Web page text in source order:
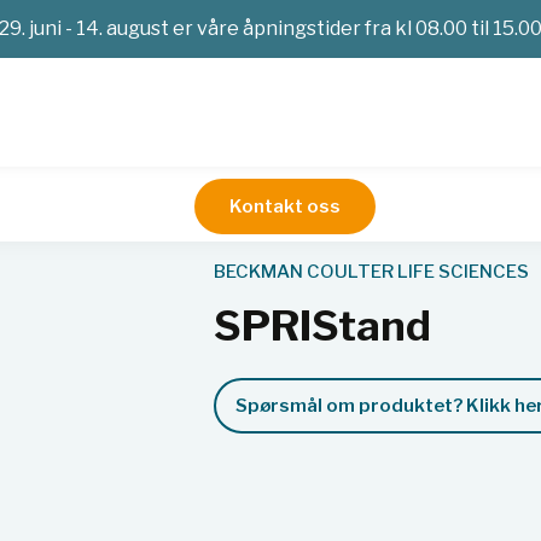
29. juni - 14. august er våre åpningstider fra kl 08.00 til 15.00
Kontakt oss
Nukleinsyreekstraksjon SPRIStand
BECKMAN COULTER LIFE SCIENCES
SPRIStand
Spørsmål om produktet? Klikk